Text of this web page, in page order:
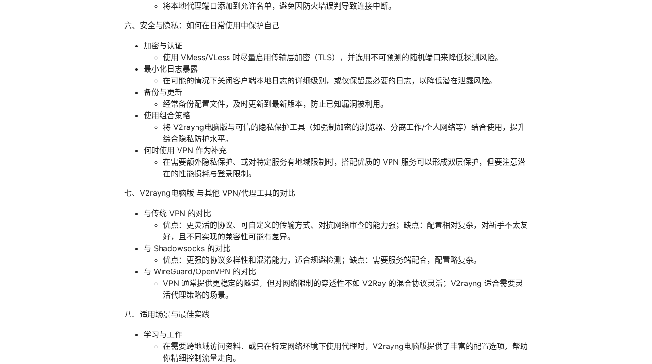
将本地代理端口添加到允许名单，避免因防火墙误判导致连接中断。
六、安全与隐私：如何在日常使用中保护自己
加密与认证
使用 VMess/VLess 时尽量启用传输层加密（TLS），并选用不可预测的随机端口来降低探测风险。
最小化日志暴露
在可能的情况下关闭客户端本地日志的详细级别，或仅保留最必要的日志，以降低潜在泄露风险。
备份与更新
经常备份配置文件，及时更新到最新版本，防止已知漏洞被利用。
使用组合策略
将 V2rayng电脑版与可信的隐私保护工具（如强制加密的浏览器、分离工作/个人网络等）结合使用，提升
综合隐私防护水平。
何时使用 VPN 作为补充
在需要额外隐私保护、或对特定服务有地域限制时，搭配优质的 VPN 服务可以形成双层保护，但要注意潜
在的性能损耗与登录限制。
七、V2rayng电脑版 与其他 VPN/代理工具的对比
与传统 VPN 的对比
优点：更灵活的协议、可自定义的传输方式、对抗网络审查的能力强；缺点：配置相对复杂，对新手不太友
好，且不同实现的兼容性可能有差异。
与 Shadowsocks 的对比
优点：更强的协议多样性和混淆能力，适合规避检测；缺点：需要服务端配合，配置略复杂。
与 WireGuard/OpenVPN 的对比
VPN 通常提供更稳定的隧道，但对网络限制的穿透性不如 V2Ray 的混合协议灵活；V2rayng 适合需要灵
活代理策略的场景。
八、适用场景与最佳实践
学习与工作
在需要跨地域访问资料、或只在特定网络环境下使用代理时，V2rayng电脑版提供了丰富的配置选项，帮助
你精细控制流量走向。